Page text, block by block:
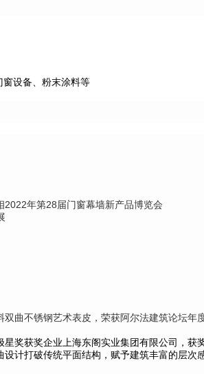
设备、粉末涂料等
年第28届门窗幕墙新产品博览会
双曲不锈钢艺术表皮，荣获阿尔法建筑论坛年
星奖获奖企业上海东阁实业集团有限公司，获
设计打破传统平面结构，赋予建筑丰富的层次